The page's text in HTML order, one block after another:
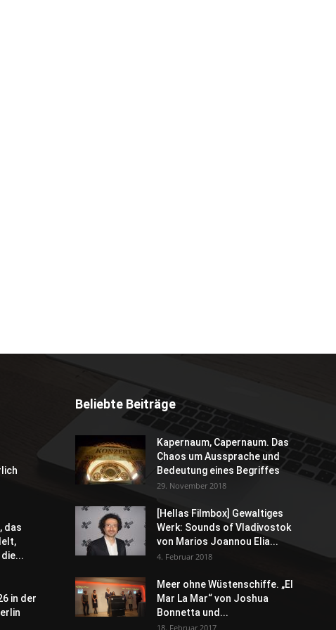
das
in der
Beliebte Beiträge
Kapernaum, Capernaum. Das
Chaos um Aussprache und
Bedeutung eines Begriffes
29. November 2018
[Hellas Filmbox] Gewaltiges
Werk: Sounds of Vladivostok
von Marios Joannou Elia...
4. Februar 2018
Meer ohne Wüstenschiffe. „El
Mar La Mar“ von Joshua
Bonnetta und...
18. Februar 2017